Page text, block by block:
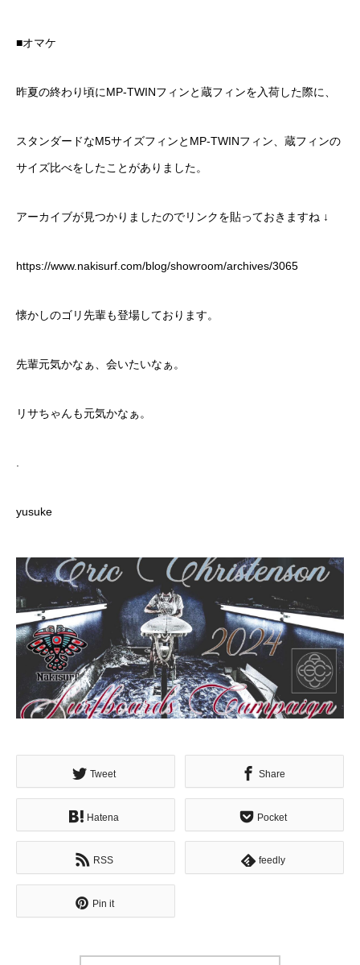
■オマケ
昨夏の終わり頃にMP-TWINフィンと蔵フィンを入荷した際に、
スタンダードなM5サイズフィンとMP-TWINフィン、蔵フィンの
サイズ比べをしたことがありました。
アーカイブが見つかりましたのでリンクを貼っておきますね ↓
https://www.nakisurf.com/blog/showroom/archives/3065
懐かしのゴリ先輩も登場しております。
先輩元気かなぁ、会いたいなぁ。
リサちゃんも元気かなぁ。
yusuke
Tweet Share
Hatena Pocket
RSS feedly
Pin it